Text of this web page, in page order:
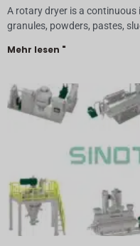
A rotary dryer is a
granules, powders, pastes,
Mehr lesen "